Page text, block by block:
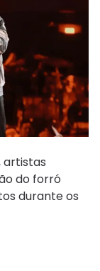
artistas
do forró
durante os